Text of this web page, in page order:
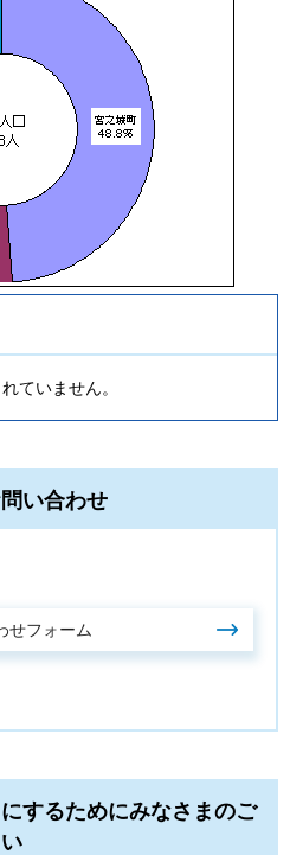
ていません。
い合わせ
するためにみなさまのご